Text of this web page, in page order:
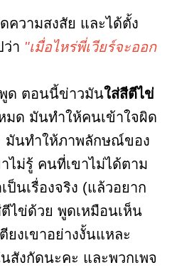
ความสงสัย และได้ตั้ง
า "เมื่อไหร่พี่เวียร์จะออก
ด ตอนนี้ข่าวมันใส่สีตีไข่
ด มันทำให้คนเข้าใจผิด
มันทำให้ภาพลักษณ์ของ
ไม่รู้ คนที่เขาไม่ได้ตาม
ป็นเรื่องจริง (แล้วอยาก
ไข่ด้วย พูดเหมือนเห็น
ยงเขาอย่างงั้นแหละ
สังกัดนะคะ และพวกเพจ